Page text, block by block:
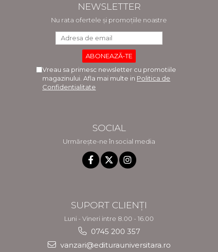
NEWSLETTER
Nu rata ofertele și promoțiile noastre
Vreau sa primesc newsletter cu promotiile
magazinului. Afla mai multe in Politica de
Confidentialitate
SOCIAL
Urmărește-ne în social media
SUPORT CLIENȚI
Luni - Vineri intre 8.00 - 16.00
0745 200 357
vanzari@editurauniversitara.ro